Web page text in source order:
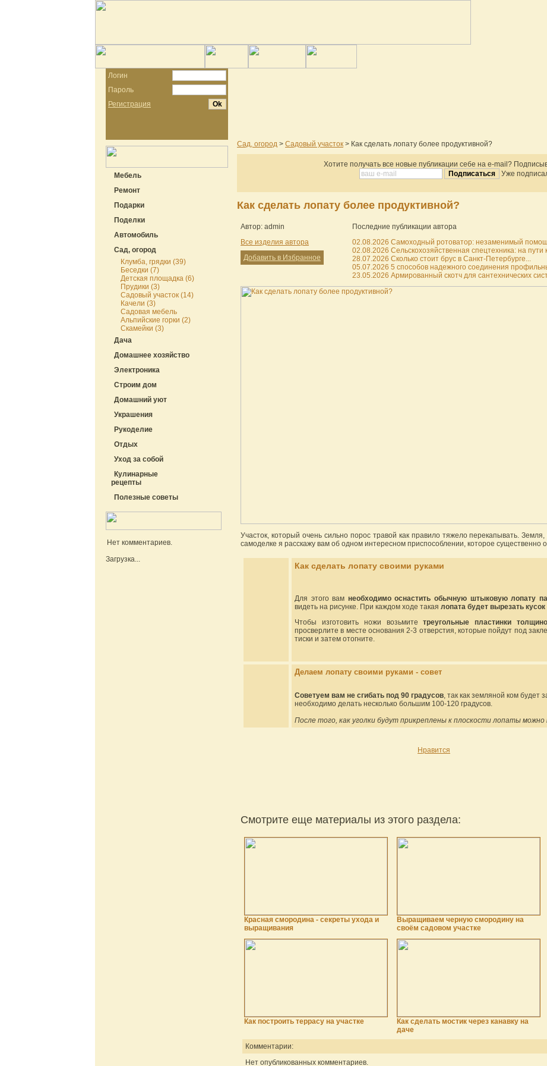
Логин
Пароль
Регистрация
Мебель
Ремонт
Подарки
Поделки
Автомобиль
Сад, огород
Клумба, грядки (39)
Беседки (7)
Детская площадка (6)
Прудики (3)
Садовый участок (14)
Качели (3)
Садовая мебель
Альпийские горки (2)
Скамейки (3)
Дача
Домашнее хозяйство
Электроника
Строим дом
Домашний уют
Украшения
Рукоделие
Отдых
Уход за собой
Кулинарные
рецепты
Полезные советы
Нет комментариев.
Загрузка...
Сад, огород > Садовый участок > Как сделать лопату более продуктивной?
Хотите получать все новые публикации себе на e-mail?
Уже
Как сделать лопату более продуктивной?
Автор: admin
Все изделия автора
Добавить в Избранное
Последние публикации автора
02.08.2026 Самоходный ротоватор: незаменимый
02.08.2026 Сельскохозяйственная спецтехника: на пути
28.07.2026 Сколько стоит брус в Санкт-Петербурге...
05.07.2026 5 способов надежного соединения
23.05.2026 Армированный скотч для сантехнических
Участок, который очень сильно порос травой как правило тяжело перекапывать.
самоделке я расскажу вам об одном интересном приспособлении, которое существенно
Как сделать лопату своими руками
Для этого вам необходимо оснастить обычную штыковую лопату
видеть на рисунке. При каждом ходе такая лопата будет вырезать
Чтобы изготовить ножи возьмитетреугольные пластинки
просверлите в месте основания 2-3 отверстия, которые пойдут под
тиски и затем отогните.
Делаем лопату своими руками - совет
Советуем вам не сгибать под 90 градусов , так как земляной ком
необходимо делать несколько большим 100-120 градусов.
После того, как уголки будут прикреплены к плоскости лопаты можно
Нравится
Смотрите еще материалы из этого раздела:
Красная смородина - секреты ухода и
выращивания
Выращиваем черную смородину на
своём садовом участке
Как построить террасу на участке
Как сделать мостик через канавку на
даче
Комментарии:
Нет опубликованных комментариев.